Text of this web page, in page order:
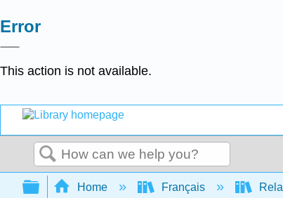
Error
This action is not available.
Search
Expand/collapse global
Home Français